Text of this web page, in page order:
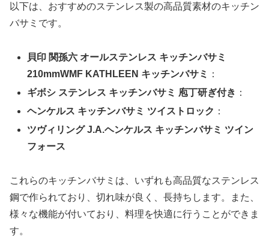
以下は、おすすめのステンレス製の高品質素材のキッチン
バサミです。
貝印 関孫六 オールステンレス キッチンバサミ
210mmWMF KATHLEEN キッチンバサミ
：
ギボシ ステンレス キッチンバサミ 庖丁研ぎ付き ：
ヘンケルス キッチンバサミ ツイストロック ：
ツヴィリング J.A.ヘンケルス キッチンバサミ ツイン
フォース
これらのキッチンバサミは、いずれも高品質なステンレス
鋼で作られており、切れ味が良く、長持ちします。また、
様々な機能が付いており、料理を快適に行うことができま
す。